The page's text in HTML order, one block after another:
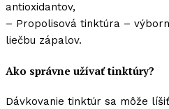
antioxidantov,
– Propolisová tinktúra –
liečbu zápalov.
Ako správne užívať tinktúry?
Dávkovanie tinktúr sa môže